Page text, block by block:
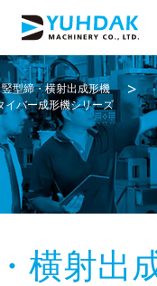
竪型締・横射出成形機
イバー成形機シリーズ
横射出